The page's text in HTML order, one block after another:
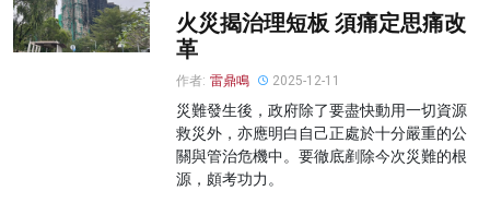
火災揭治理短板 須痛定思痛改
革
作者: 雷鼎鳴 2025-12-11
災難發生後，政府除了要盡快動用一切資源
救災外，亦應明白自己正處於十分嚴重的公
關與管治危機中。要徹底剷除今次災難的根
源，頗考功力。